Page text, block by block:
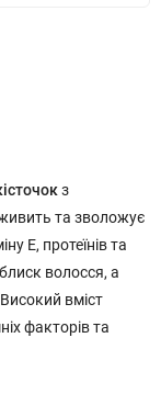
з
та зволожує
Е, протеїнів та
волосся, а
вміст
факторів та